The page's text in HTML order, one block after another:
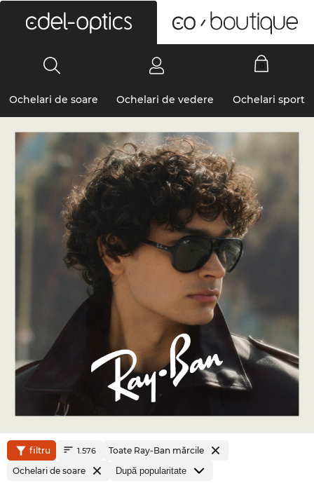
Ochelari de soare Ochelari de vedere Ochelari sport
filtru 1.576
Toate Ray-Ban mărcile
Ochelari de soare